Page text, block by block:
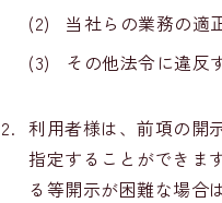
(2)
当社らの業務の適
(3)
その他法令に違反
2. 利用者様は、前項の開
指定することができま
る等開示が困難な場合